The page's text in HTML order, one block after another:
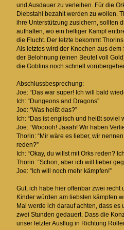
und Ausdauer zu verleihen. Für die
Diebstahl bezahlt werden zu wollen.
ihre Unterstützung zusichern, sollten
aufhalten, wo ein heftiger Kampf
die Flucht. Der letzte bekommt
Als letztes wird der Knochen aus
der Belohnung (einen Beutel voll
die Goblins noch schnell
Abschlussbesprechung:
Joe: “Das war super! Ich will bald
Ich: “Dungeons and Dragons”
Joe: “Was heißt das?”
Ich: “Das ist englisch und heißt soviel
Joe: “Wooooh! Jaaah! Wir haben
Thorin: “Mir wäre es lieber, wir
reden?”
Ich: “Okay, du willst mit Orks reden?
Thorin: “Schon, aber ich will lieber
Joe: “Ich will noch mehr kämpfen!”
Gut, ich habe hier offenbar zwei recht
Kinder würden am liebsten kämpfen
Mal werde ich darauf achten, dass
zwei Stunden gedauert. Dass die
unser letzter Ausflug in Richtung